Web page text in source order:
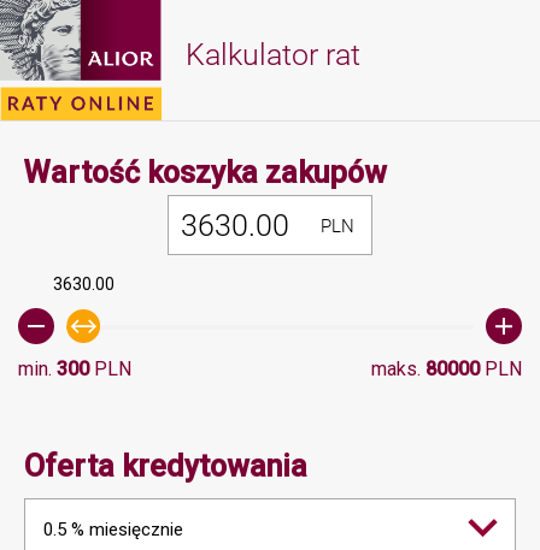
Kalkulator rat
Wartość koszyka zakupówMinimalna
PLN
3630.00
min. 300PLN maks. 80000PLN
Oferta kredytowania
0.5 % miesięcznie